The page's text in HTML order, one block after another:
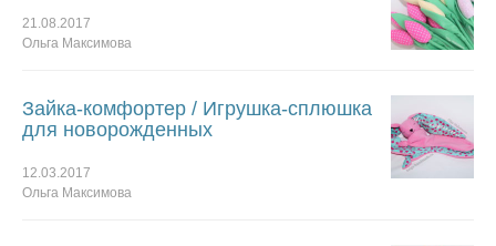
21.08.2017
Ольга Максимова
Зайка-комфортер / Игрушка-сплюшка
для новорожденных
12.03.2017
Ольга Максимова